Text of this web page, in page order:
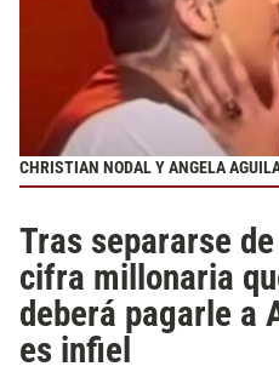
CHRISTIAN NODAL Y ANGELA
Tras separarse
cifra millonaria
deberá pagarle a
es infiel